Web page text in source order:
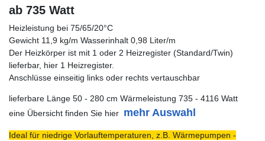
ab 735 Watt
Heizleistung bei 75/65/20°C
Gewicht 11,9 kg/m Wasserinhalt 0,98 Liter/m
Der Heizkörper ist mit 1 oder 2 Heizregister (Standard/Twin)
lieferbar, hier 1 Heizregister.
Anschlüsse einseitig links oder rechts vertauschbar
lieferbare Länge 50 - 280 cm Wärmeleistung 735 - 4116 Watt
eine Übersicht finden Sie hier mehr Auswahl
Ideal für niedrige Vorlauftemperaturen, z.B. Wärmepumpen -